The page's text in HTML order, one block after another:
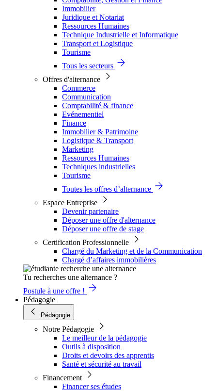
Immobilier
Juridique et Notariat
Ressources Humaines
Technique Industrielle et Informatique
Transport et Logistique
Tourisme
Tous les secteurs
Offres d'alternance
Commerce
Communication
Comptabilité & finance
Evénementiel
Finance
Immobilier & Patrimoine
Logistique & Transport
Marketing
Ressources Humaines
Techniques industrielles
Tourisme
Toutes les offres d’alternance
Espace Entreprise
Devenir partenaire
Déposer une offre d'alternance
Déposer une offre de stage
Certification Professionnelle
Chargé du Marketing et de la Communication
Chargé d’affaires immobilières
Tu recherches une alternance ?
Postule à une offre !
Pédagogie
Pédagogie
Notre Pédagogie
Le meilleur de la pédagogie
Outils à disposition
Droits et devoirs des apprentis
Santé et sécurité au travail
Financement
Financer ses études